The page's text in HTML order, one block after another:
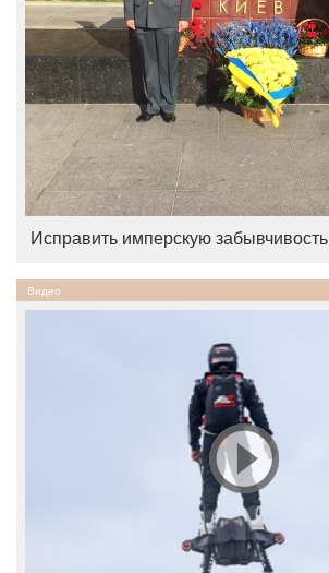
Исправить имперскую забывчивость
Видео